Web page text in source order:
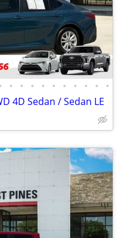
• • • • • • • • • •
4D Sedan / Sedan LE